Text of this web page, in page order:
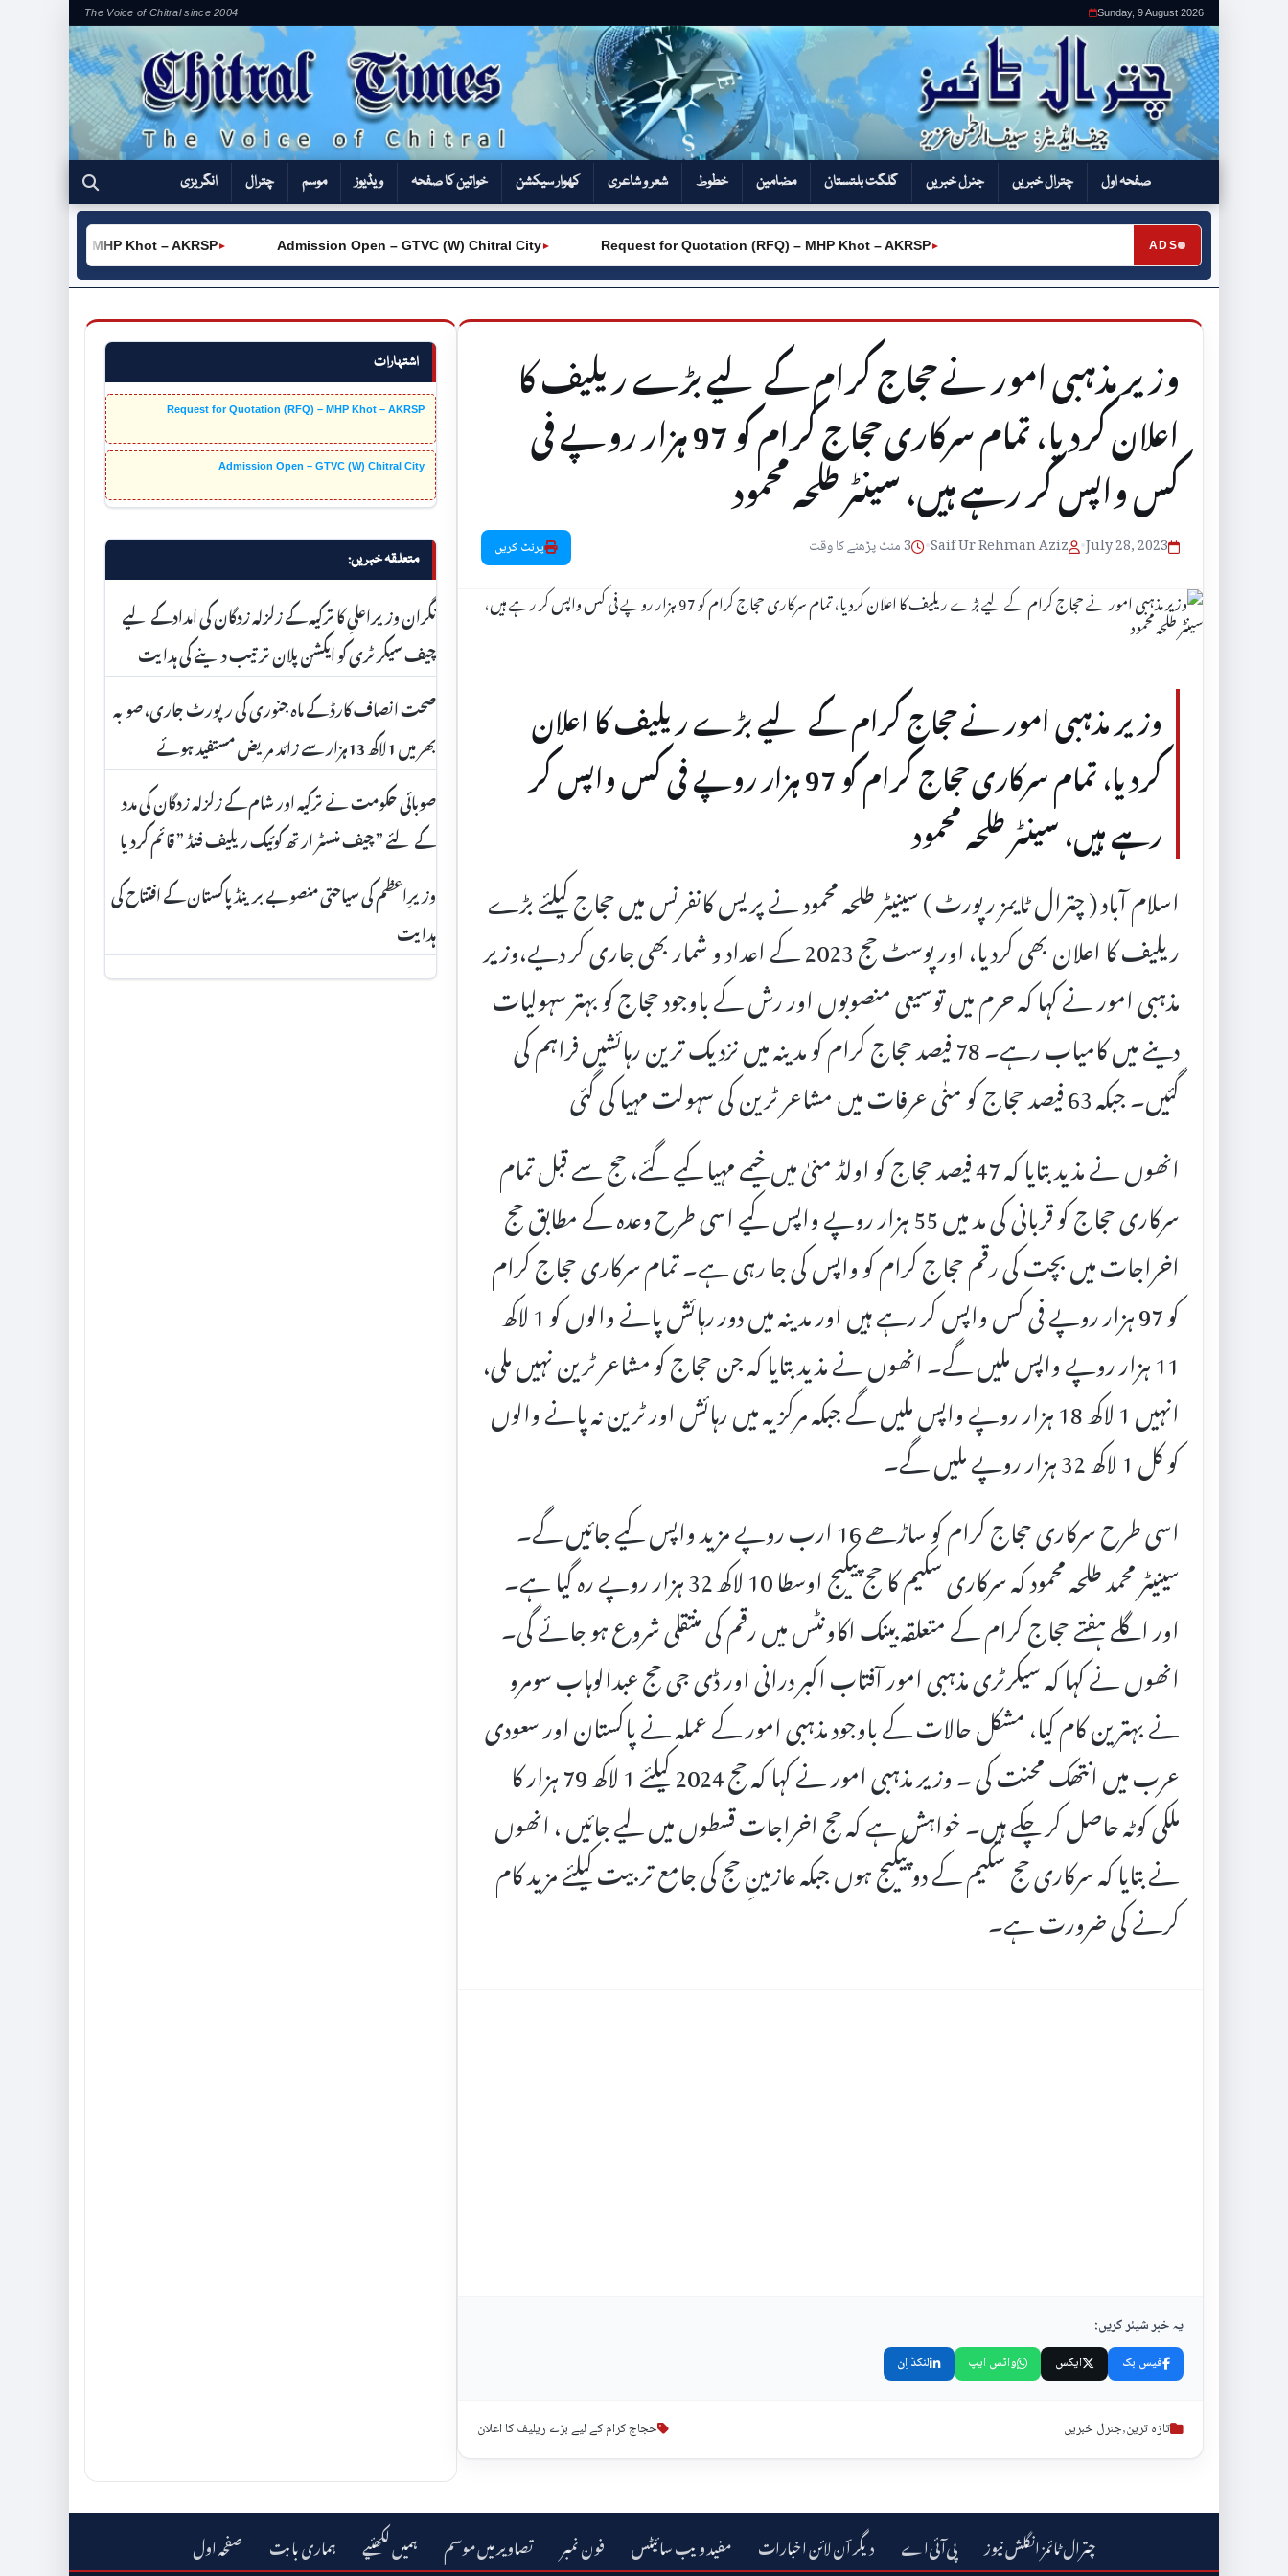
The Voice of Chitral since 2004 Sunday, 9 August 2026
صفحہ اول چترال خبریں جنرل خبریں گلگت بلتستان مضامین خطوط شعر و شاعری کھوار سیکشن‎ خواتین کا صفحہ ویڈیوز موسم چترال انگریزی
ADS
►
(RFQ) – MHP Khot – AKRSP ►
Request for Quotation (RFQ) – MHP Khot – AKRSP
►
Admission Open – GTVC (W) Chitral City
اشتہارات
Request for Quotation (RFQ) – MHP Khot – AKRSP
Admission Open – GTVC (W) Chitral City
متعلقہ خبریں:
نگران وزیراعلیِ کا ترکیہ کے زلزلہ زدگان کی امدادکے لیے
چیف سیکرٹری کو ایکشن پلان ترتیب دینے کی ہدایت
صحت انصاف کارڈ کے ماہ جنوری کی رپورٹ جاری، صوبہ
بھر میں 1لاکھ 13ہزار سے زائد مریض مستفید ہوئے
صوبائی حکومت نے ترکیہ اور شام کے زلزلہ زدگان کی مدد
کے لئے ” چیف منسٹر ارتھ کوئیک ریلیف فنڈ ” قائم کردیا
وزیرِاعظم کی سیاحتی منصوبے برینڈ پاکستان کے افتتاح کی
ہدایت
وزیر مذہبی امور نے حجاج کرام کے لیے بڑے ریلیف کا
اعلان کردیا، تمام سرکاری حجاج کرام کو 97 ہزار روپے فی
کس واپس کر رہے ہیں، سینٹر طلحہ محمود
July 28, 2023
•
Saif Ur Rehman Aziz
• 3 منٹ پڑھنے کا وقت پرنٹ کریں
وزیر مذہبی امور نے حجاج کرام کے لیے بڑے ریلیف کا اعلان
کردیا، تمام سرکاری حجاج کرام کو 97 ہزار روپے فی کس واپس کر
رہے ہیں، سینٹر طلحہ محمود
اسلام آباد ( چترال ٹایمز رپورٹ ) سینیٹر طلحہ محمود نے پریس کانفرنس میں حجاج کیلئے بڑے
ریلیف کا اعلان بھی کردیا، اور پوسٹ حج 2023 کے اعداد و شمار بھی جاری کر دیے،وزیر
مذہبی امور نے کہا کہ حرم میں توسیعی منصوبوں اور رش کے باوجود حجاج کو بہتر سہولیات
دینے میں کامیاب رہے۔ 78 فیصد حجاج کرام کو مدینہ میں نزدیک ترین رہائشیں فراہم کی
گئیں۔ جبکہ 63 فیصد حجاج کو منٰی عرفات میں مشاعر ٹرین کی سہولت مہیا کی گئی
انھوں نے مذید بتایا کہ 47 فیصد حجاج کو اولڈ منیٰ میں خیمے مہیا کیے گئے، حج سے قبل تمام
سرکاری حجاج کو قربانی کی مد میں 55 ہزار روپے واپس کیے اسی طرح وعدہ کے مطابق حج
اخراجات میں بچت کی رقم حجاج کرام کو واپس کی جا رہی ہے۔ تمام سرکاری حجاج کرام
کو 97 ہزار روپے فی کس واپس کر رہے ہیں اور مدینہ میں دور رہائش پانے والوں کو 1 لاکھ
11 ہزار روپے واپس ملیں گے۔ انھوں نے مذید بتایا کہ جن حجاج کو مشاعر ٹرین نہیں ملی،
انہیں 1 لاکھ 18 ہزار روپے واپس ملیں گے جبکہ مرکزیہ میں رہائش اور ٹرین نہ پانے والوں
کو کل 1 لاکھ 32 ہزار روپے ملیں گے۔
اسی طرح سرکاری حجاج کرام کو ساڑھے 16 ارب روپے مزید واپس کیے جائیں گے۔
سینیٹر محمد طلحہ محمود کہ سرکاری سکیم کا حج پیکیج اوسطا 10 لاکھ 32 ہزار روپے رہ گیا ہے۔
اور اگلے ہفتے حجاج کرام کے متعلقہ بینک اکاونٹس میں رقم کی منتقلی شروع ہو جائے گی۔
انھوں نے کہا کہ سیکرٹری مذہبی امور آفتاب اکبر درانی اور ڈی جی حج عبدالوہاب سومرو
نے بہترین کام کیا، مشکل حالات کے باوجود مذہبی امور کے عملہ نے پاکستان اور سعودی
عرب میں انتھک محنت کی ۔ وزیر مذہبی امور نے کہا کہ حج 2024 کیلئے 1 لاکھ 79 ہزار کا
ملکی کوٹہ حاصل کر چکے ہیں۔ خواہش ہے کہ حج اخراجات قسطوں میں لیے جائیں ، انھوں
نے بتایا کہ سرکاری حج سکیم کے دو پیکیج ہوں جبکہ عازمینِ حج کی جامع تربیت کیلئے مزید کام
کرنے کی ضرورت ہے۔
یہ خبر شیئر کریں:
فیس بک ایکس واٹس ایپ لنکڈ اِن
تازہ ترین,جنرل خبریں حجاج کرام کے لیے بڑے ریلیف کا اعلان
صفحہ اول ہماری بابت ہمیں لکھئیے تصاویر میں موسم فون نمبر مفید ویب سائیٹس دیگر اؔن لائن اخبارات پی‌آئی‌اے‎ چترال ٹائمز انگلش نیوز